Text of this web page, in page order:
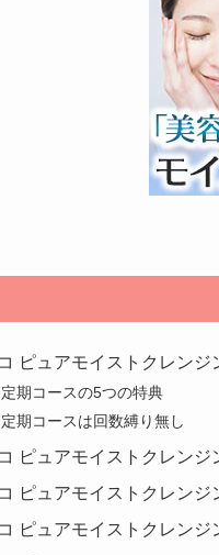
ピュアモイストクレン
定期コースの5つの特典
定期コースは回数縛り無し
ピュアモイストクレン
ピュアモイストクレン
ピュアモイストクレン